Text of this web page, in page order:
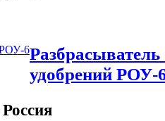
удобрений РОУ-
Россия